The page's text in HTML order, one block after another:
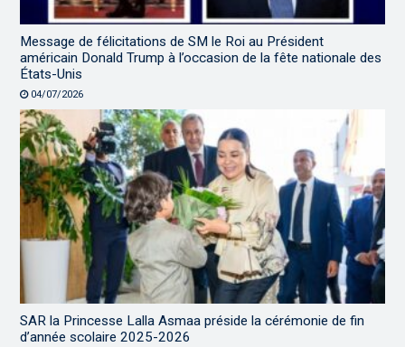
Message de félicitations de SM le Roi au Président
américain Donald Trump à l’occasion de la fête nationale des
États-Unis
04/07/2026
SAR la Princesse Lalla Asmaa préside la cérémonie de fin
d’année scolaire 2025-2026